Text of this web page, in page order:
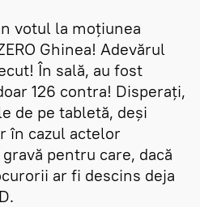
votul la moţiunea
Ghinea! Adevărul
În sală, au fost
126 contra! Disperaţi,
de pe tabletă, deşi
în cazul actelor
pentru care, dacă
ar fi descins deja